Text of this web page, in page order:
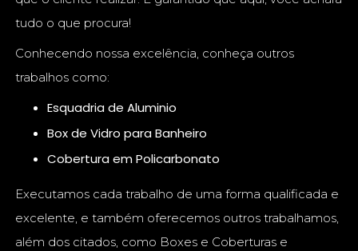
tudo o que procura!
Conhecendo nossa excelência, conheça outros
trabalhos como:
Esquadria de Aluminio
Box de Vidro para Banheiro
Cobertura em Policarbonato
Executamos cada trabalho de uma forma qualificada e
excelente, e também oferecemos outros trabalhamos,
além dos citados, como Boxes e Coberturas e